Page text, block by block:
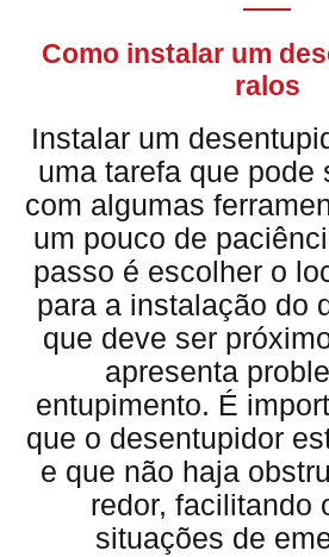
Como instalar um
ralos
Instalar um
uma tarefa que pode
com algumas
um pouco de
passo é escolher o
para a instalação do
que deve ser
apresenta
entupimento. É
que o desentupidor
e que não haja
redor, facilitando
situações de